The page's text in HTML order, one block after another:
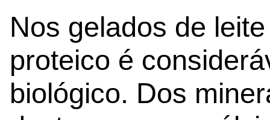
Nos gelados de
proteico é
biológico. Dos